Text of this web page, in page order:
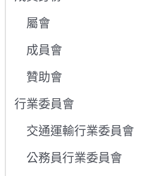
屬會
成員會
贊助會
行業委員會
交通運輸行業委員會
公務員行業委員會